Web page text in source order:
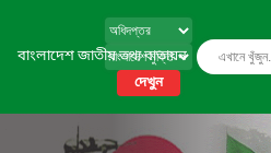
বাংলাদেশ জাতীয় তথ্য বাতায়ন
দেখুন